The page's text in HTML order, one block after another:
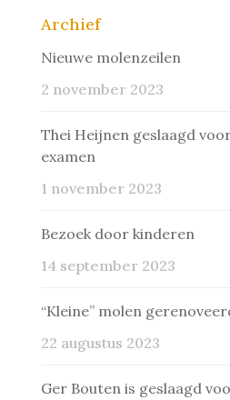
Archief
Nieuwe molenzeilen
2 november 2023
Thei Heijnen geslaagd
examen
1 november 2023
Bezoek door kinderen
14 september 2023
“Kleine” molen
22 augustus 2023
Ger Bouten is geslaagd